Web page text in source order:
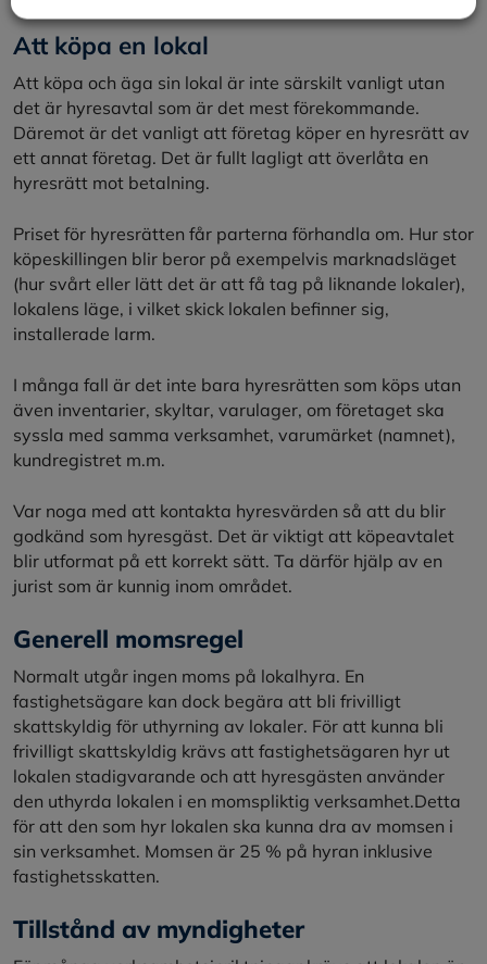
Att köpa en lokal
Att köpa och äga sin lokal är inte särskilt vanligt utan
det är hyresavtal som är det mest förekommande.
Däremot är det vanligt att företag köper en hyresrätt av
ett annat företag. Det är fullt lagligt att överlåta en
hyresrätt mot betalning.
Priset för hyresrätten får parterna förhandla om. Hur stor
köpeskillingen blir beror på exempelvis marknadsläget
(hur svårt eller lätt det är att få tag på liknande lokaler),
lokalens läge, i vilket skick lokalen befinner sig,
installerade larm.
I många fall är det inte bara hyresrätten som köps utan
även inventarier, skyltar, varulager, om företaget ska
syssla med samma verksamhet, varumärket (namnet),
kundregistret m.m.
Var noga med att kontakta hyresvärden så att du blir
godkänd som hyresgäst. Det är viktigt att köpeavtalet
blir utformat på ett korrekt sätt. Ta därför hjälp av en
jurist som är kunnig inom området.
Generell momsregel
Normalt utgår ingen moms på lokalhyra. En
fastighetsägare kan dock begära att bli frivilligt
skattskyldig för uthyrning av lokaler. För att kunna bli
frivilligt skattskyldig krävs att fastighetsägaren hyr ut
lokalen stadigvarande och att hyresgästen använder
den uthyrda lokalen i en momspliktig verksamhet.Detta
för att den som hyr lokalen ska kunna dra av momsen i
sin verksamhet. Momsen är 25 % på hyran inklusive
fastighetsskatten.
Tillstånd av myndigheter